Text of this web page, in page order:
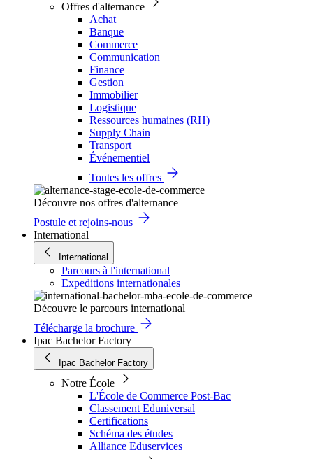
Offres d'alternance
Achat
Banque
Commerce
Communication
Finance
Gestion
Immobilier
Logistique
Ressources humaines (RH)
Supply Chain
Transport
Événementiel
Toutes les offres
Découvre nos offres d'alternance
Postule et rejoins-nous
International
International
Parcours à l'international
Expeditions internationales
Découvre le parcours international
Télécharge la brochure
Ipac Bachelor Factory
Ipac Bachelor Factory
Notre École
L'École de Commerce Post-Bac
Classement Eduniversal
Certifications
Schéma des études
Alliance Eduservices